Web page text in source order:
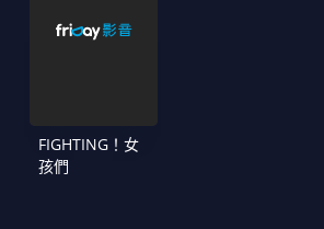
FIGHTING！女
孩們